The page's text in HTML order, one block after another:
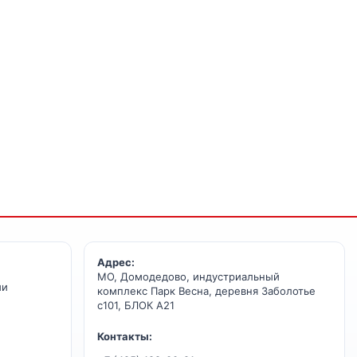
Адрес:
МО, Домодедово, индустриальный
комплекс Парк Весна, деревня Заболотье
с101, БЛОК А21
Контакты: